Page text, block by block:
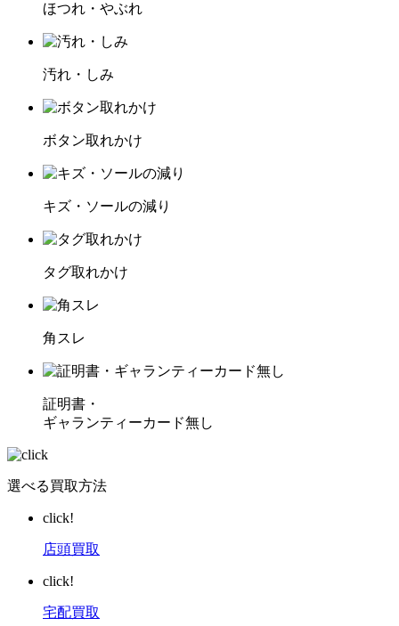
ほつれ・やぶれ
汚れ・しみ
ボタン取れかけ
キズ・ソールの減り
タグ取れかけ
角スレ
証明書・
ギャランティーカード無し
選べる買取方法
click!
店頭買取
click!
宅配買取